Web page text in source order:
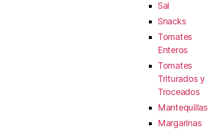
Sal
Snacks
Tomates
Enteros
Tomates
Triturados y
Troceados
Mantequillas
Margarinas